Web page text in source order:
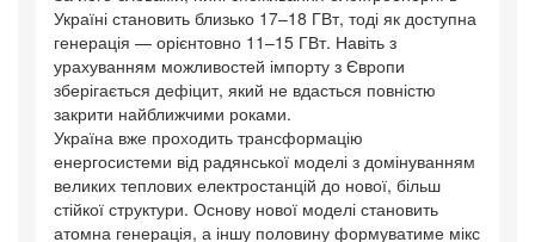
Україні становить близько 17–18 ГВт, тоді як доступна
генерація — орієнтовно 11–15 ГВт. Навіть з
урахуванням можливостей імпорту з Європи
зберігається дефіцит, який не вдасться повністю
закрити найближчими роками.
Україна вже проходить трансформацію
енергосистеми від радянської моделі з домінуванням
великих теплових електростанцій до нової, більш
стійкої структури. Основу нової моделі становить
атомна генерація, а іншу половину формуватиме мікс